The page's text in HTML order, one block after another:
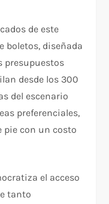
de este
boletos, diseñada
presupuestos
desde los 300
del escenario
preferenciales,
pie con un costo
el acceso
tanto